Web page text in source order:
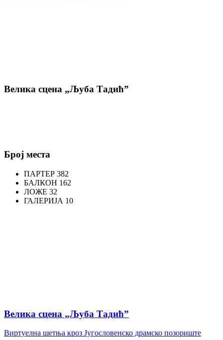
Велика сцена „Љуба Тадић”
Број места
ПАРТЕР 382
БАЛКОН 162
ЛОЖЕ 32
ГАЛЕРИЈА 10
Велика сцена „Љуба Тадић”
Виртуелна шетња кроз Југословенско драмско позориште